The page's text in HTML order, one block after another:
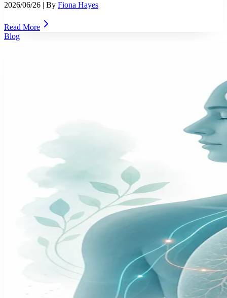
2026/06/26 | By Fiona Hayes
Read More
Blog